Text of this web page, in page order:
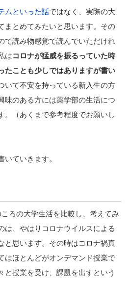
ムといった話ではなく、実際の大
まとめてみたいと思います。その
で読み物感覚で読んでいただけれ
はコロナが猛威を振るっていた時
たことも少しではありますが書い
いて不安を持っている新入生の方
味のある方には薬学部の生活につ
。（あくまで参考程度でお願いし
いていきます。
ろの大学生活を比較し、考えてみ
は、やはりコロナウイルスによる
と思います。その時はコロナ禍真
はほとんどがオンデマンド授業で
と授業を受け、課題を出すという